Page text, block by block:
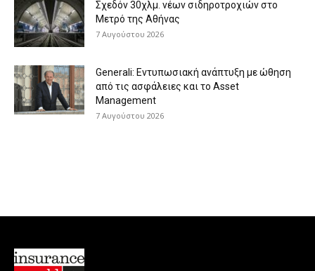
Σχεδόν 30χλμ. νέων σιδηροτροχιών στο
Μετρό της Αθήνας
7 Αυγούστου 2026
Generali: Eντυπωσιακή ανάπτυξη με ώθηση
από τις ασφάλειες και το Asset
Management
7 Αυγούστου 2026